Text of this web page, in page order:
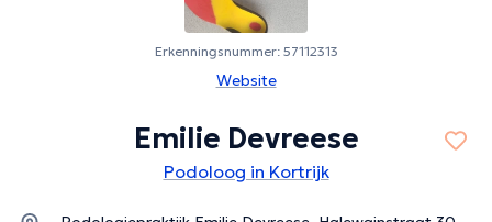
Erkenningsnummer: 57112313
Website
Emilie Devreese
Podoloog in Kortrijk